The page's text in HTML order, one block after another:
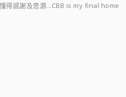
得感謝及思源...CBB is my final home